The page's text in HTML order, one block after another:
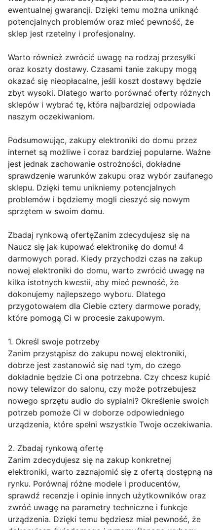
ewentualnej gwarancji. Dzięki temu można uniknąć
potencjalnych problemów oraz mieć pewność, że
sklep jest rzetelny i profesjonalny.
Warto również zwrócić uwagę na rodzaj przesyłki
oraz koszty dostawy. Czasami tanie zakupy mogą
okazać się nieopłacalne, jeśli koszt dostawy będzie
zbyt wysoki. Dlatego warto porównać oferty różnych
sklepów i wybrać tę, która najbardziej odpowiada
naszym oczekiwaniom.
Podsumowując, zakupy elektroniki do domu przez
internet są możliwe i coraz bardziej popularne. Ważne
jest jednak zachowanie ostrożności, dokładne
sprawdzenie warunków zakupu oraz wybór zaufanego
sklepu. Dzięki temu unikniemy potencjalnych
problemów i będziemy mogli cieszyć się nowym
sprzętem w swoim domu.
Zbadaj rynkową ofertęZanim zdecydujesz się na
Naucz się jak kupować elektronikę do domu! 4
darmowych porad. Kiedy przychodzi czas na zakup
nowej elektroniki do domu, warto zwrócić uwagę na
kilka istotnych kwestii, aby mieć pewność, że
dokonujemy najlepszego wyboru. Dlatego
przygotowałem dla Ciebie cztery darmowe porady,
które pomogą Ci w procesie zakupowym.
1. Określ swoje potrzeby
Zanim przystąpisz do zakupu nowej elektroniki,
dobrze jest zastanowić się nad tym, do czego
dokładnie będzie Ci ona potrzebna. Czy chcesz kupić
nowy telewizor do salonu, czy może potrzebujesz
nowego sprzętu audio do sypialni? Określenie swoich
potrzeb pomoże Ci w doborze odpowiedniego
urządzenia, które spełni wszystkie Twoje oczekiwania.
2. Zbadaj rynkową ofertę
Zanim zdecydujesz się na zakup konkretnej
elektroniki, warto zaznajomić się z ofertą dostępną na
rynku. Porównaj różne modele i producentów,
sprawdź recenzje i opinie innych użytkowników oraz
zwróć uwagę na parametry techniczne i funkcje
urządzenia. Dzięki temu będziesz miał pewność, że